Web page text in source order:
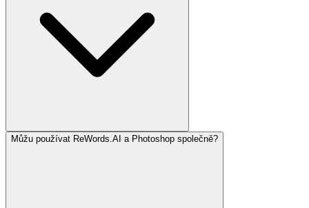
Můžu používat ReWords.AI a Photoshop společně?